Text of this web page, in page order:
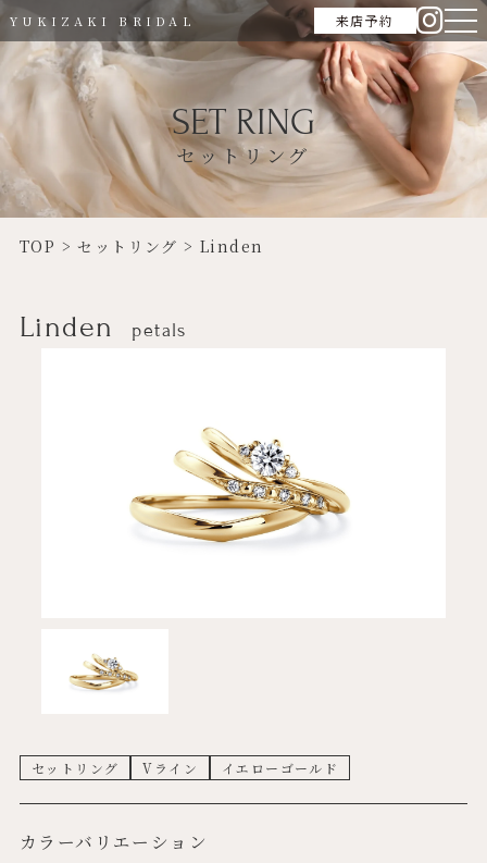
YUKIZAKI BRIDAL 来店予約
SET RING
セットリング
TOP >セットリング > Linden
Linden petals
セットリング Vライン イエローゴールド
カラーバリエーション